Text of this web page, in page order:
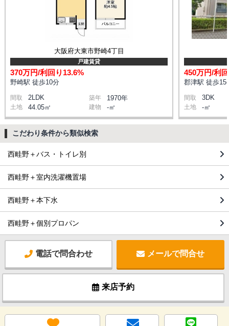
大阪府大東市野崎4丁目
戸建賃貸
370万円/利回り13.6%
野崎駅 徒歩10分
間取 2LDK 築年 1970年
土地 44.05㎡ 建物 -㎡
450万円/利
郡津駅 徒歩15
間取 3DK
土地 -㎡
こだわり条件から類似検索
西畦野＋バス・トイレ別
西畦野＋室内洗濯機置場
西畦野＋本下水
西畦野＋個別プロパン
電話で問合わせ メールで問合せ
来店予約